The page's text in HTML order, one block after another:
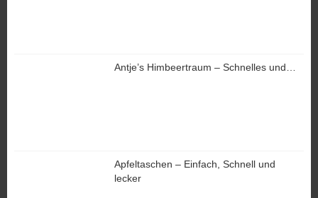
Antje’s Himbeertraum – Schnelles und…
Apfeltaschen – Einfach, Schnell und
lecker